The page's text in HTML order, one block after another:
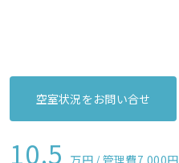
空室状況をお問い合せ
10.5 万円 / 管理費7,000円